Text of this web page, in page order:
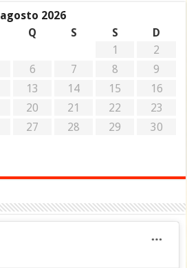
agosto 2026
Q S S
D
1
2
6 7 8
9
13 14 15
16
20 21 22
23
27 28 29
30